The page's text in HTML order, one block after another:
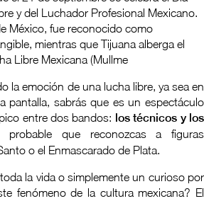
y del Luchador Profesional Mexicano.
México, fue reconocido como
mientras que Tijuana alberga el
Libre Mexicana (Mullme
la emoción de una lucha libre, ya sea en
pantalla, sabrás que es un espectáculo
entre dos bandos: los técnicos y los
probable que reconozcas a figuras
o el Enmascarado de Plata.
la vida o simplemente un curioso por
fenómeno de la cultura mexicana? El